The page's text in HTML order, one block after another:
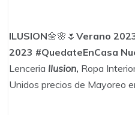
ILUSION🌼🌸🌷 Verano
2023 #QuedateEnCasa
Lenceria Ilusion, Ropa
Unidos precios de Mayoreo